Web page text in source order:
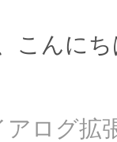
こんにち
アログ拡